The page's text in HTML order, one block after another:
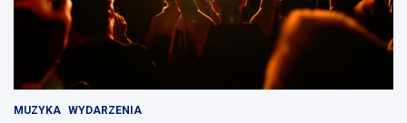
MUZYKA WYDARZENIA